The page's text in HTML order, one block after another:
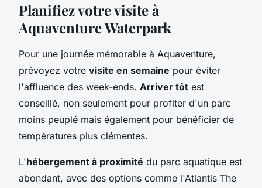
Planifiez votre visite à
Aquaventure Waterpark
Pour une journée mémorable à Aquaventure,
prévoyez votre visite en semaine pour éviter
l'affluence des week-ends. Arriver tôt est
conseillé, non seulement pour profiter d'un parc
moins peuplé mais également pour bénéficier de
températures plus clémentes.
L'hébergement à proximité du parc aquatique est
abondant, avec des options comme l'Atlantis The